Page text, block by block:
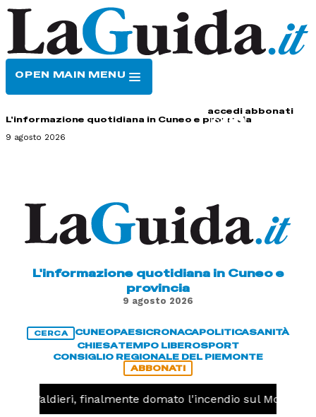
OPEN MAIN MENU
accedi abbonati
L'informazione quotidiana in Cuneo e provincia
9 agosto 2026
L'informazione quotidiana in Cuneo e
provincia
9 agosto 2026
CERCA CUNEOPAESICRONACAPOLITICASANITÀ
CHIESATEMPO LIBEROSPORT
CONSIGLIO REGIONALE DEL PIEMONTE
ABBONATI
Valdieri, finalmente domato l'incendio sul Monte